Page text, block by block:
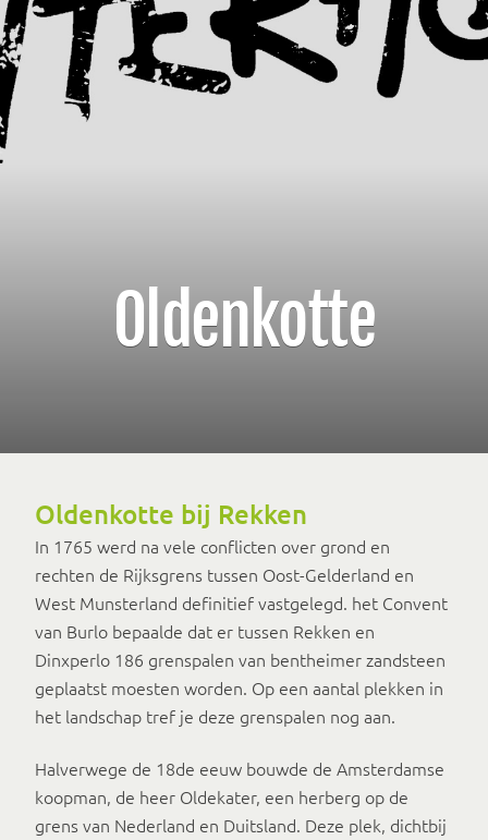
Oldenkotte
Oldenkotte bij Rekken
In 1765 werd na vele conflicten over grond en
rechten de Rijksgrens tussen Oost-Gelderland en
West Munsterland definitief vastgelegd. het Convent
van Burlo bepaalde dat er tussen Rekken en
Dinxperlo 186 grenspalen van bentheimer zandsteen
geplaatst moesten worden. Op een aantal plekken in
het landschap tref je deze grenspalen nog aan.
Halverwege de 18de eeuw bouwde de Amsterdamse
koopman, de heer Oldekater, een herberg op de
grens van Nederland en Duitsland. Deze plek, dichtbij